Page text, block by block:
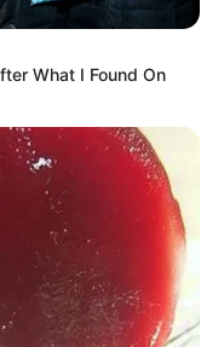
What I Found On